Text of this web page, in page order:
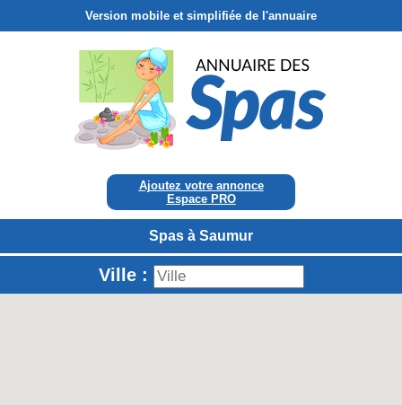
Version mobile et simplifiée de l'annuaire
Ajoutez votre annonce
Espace PRO
Spas à Saumur
Ville :